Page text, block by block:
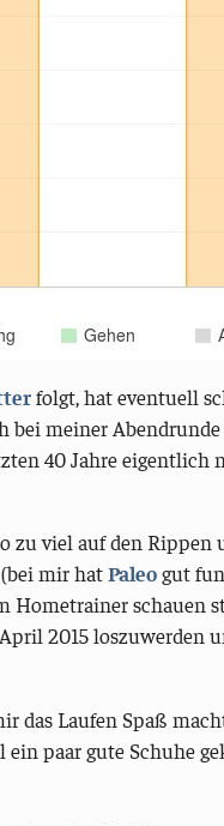
folgt, hat eventuell
bei meiner
40 Jahre
zu viel auf den Rippen
mir hatPaleogut
Hometrainer schauen
2015 loszuwerden
das Laufen Spaß
ein paar gute Schuhe